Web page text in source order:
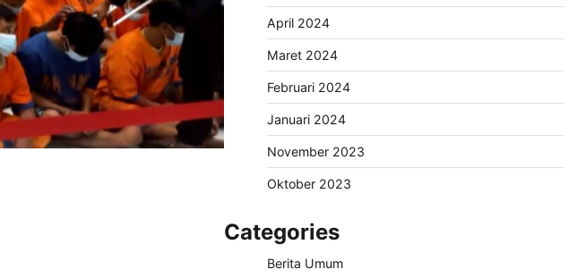
April 2024
Maret 2024
Februari 2024
Januari 2024
November 2023
Oktober 2023
Categories
Berita Umum